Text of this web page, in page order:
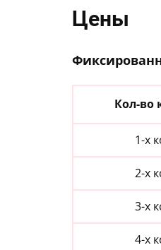
Цены
Кол-во
1-х
2-х
3-х
4-х